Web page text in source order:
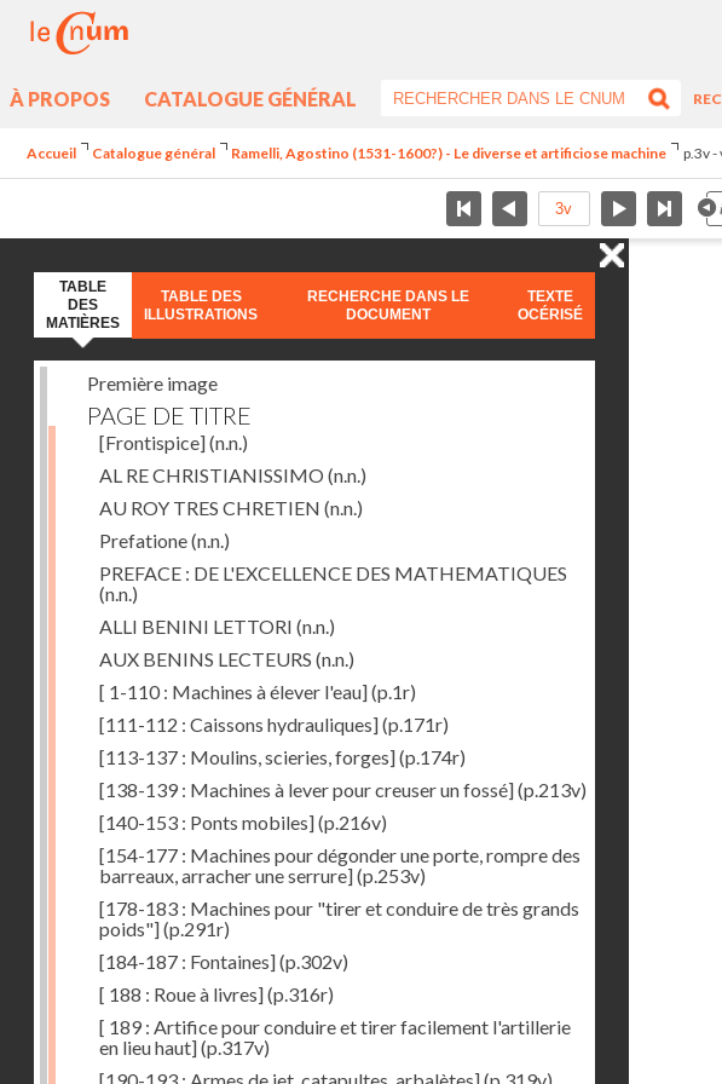
À PROPOS CATALOGUE GÉNÉRAL
Accueil Catalogue général Ramelli, Agostino (1531-1600?) - Le diverse et artificiose machine p.3v
TABLE
DES
MATIÈRES
TABLE DES
ILLUSTRATIONS
RECHERCHE DANS LE
DOCUMENT
TEXTE
OCÉRISÉ
Première image
PAGE DE TITRE
[Frontispice](n.n.)
AL RE CHRISTIANISSIMO (n.n.)
AU ROY TRES CHRETIEN (n.n.)
Prefatione(n.n.)
PREFACE : DE L'EXCELLENCE DES MATHEMATIQUES
(n.n.)
ALLI BENINI LETTORI (n.n.)
AUX BENINS LECTEURS (n.n.)
[ 1-110 : Machines à élever l'eau](p.1r)
[111-112 : Caissons hydrauliques](p.171r)
[113-137 : Moulins, scieries, forges](p.174r)
[138-139 : Machines à lever pour creuser un fossé](p.213v)
[140-153 : Ponts mobiles](p.216v)
[154-177 : Machines pour dégonder une porte, rompre des
barreaux, arracher une serrure](p.253v)
[178-183 : Machines pour "tirer et conduire de très grands
poids"](p.291r)
[184-187 : Fontaines](p.302v)
[ 188 : Roue à livres](p.316r)
[ 189 : Artifice pour conduire et tirer facilement l'artillerie
en lieu haut](p.317v)